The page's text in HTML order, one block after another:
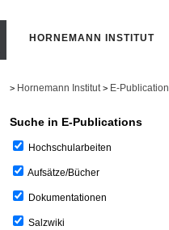
HORNEMANN INSTITUT
> Hornemann Institut > E-Publication
Suche in E-Publications
Hochschularbeiten
Aufsätze/Bücher
Dokumentationen
Salzwiki